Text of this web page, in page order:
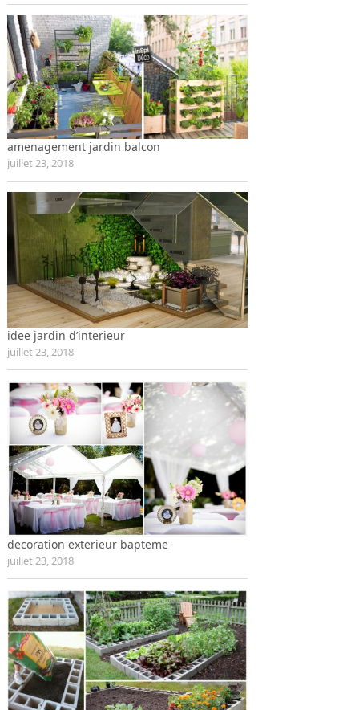
amenagement jardin balcon
juillet 23, 2018
idee jardin d’interieur
juillet 23, 2018
decoration exterieur bapteme
juillet 23, 2018